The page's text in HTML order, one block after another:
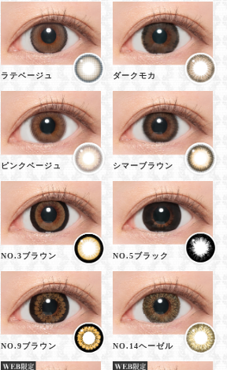
ラテベージュ ダークモカ
ピンクベージュ シマーブラウン
NO.3ブラウン NO.5ブラック
NO.9ブラウン NO.14ヘーゼル